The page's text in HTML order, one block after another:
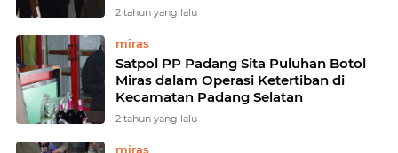
2 tahun yang lalu
miras
Satpol PP Padang Sita Puluhan Botol
Miras dalam Operasi Ketertiban di
Kecamatan Padang Selatan
2 tahun yang lalu
miras